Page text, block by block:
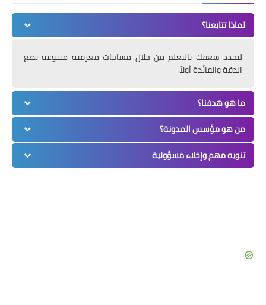
لماذا تتابعنا؟
لتجدد شغفك بالتعلم من خلال مساحات معرفية متنوعة تضع
الدقة والفائدة أولاً.
ما هو هدفنا؟
من هو مؤسس المدونة؟
تنويه مهم وإخلاء مسؤولية